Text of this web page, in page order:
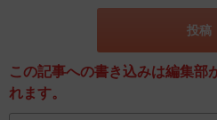
この記事への書き込みは編集部
れます。